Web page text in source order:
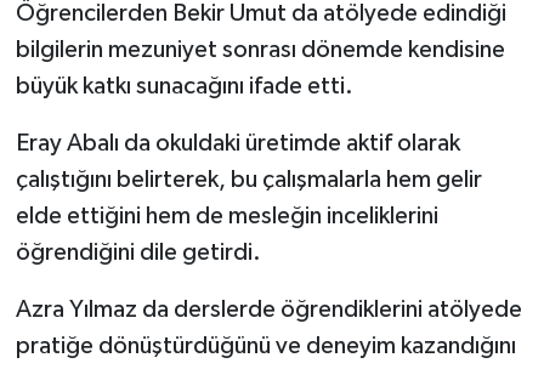
Öğrencilerden Bekir Umut da atölyede edindiği
bilgilerin mezuniyet sonrası dönemde kendisine
büyük katkı sunacağını ifade etti.
Eray Abalı da okuldaki üretimde aktif olarak
çalıştığını belirterek, bu çalışmalarla hem gelir
elde ettiğini hem de mesleğin inceliklerini
öğrendiğini dile getirdi.
Azra Yılmaz da derslerde öğrendiklerini atölyede
pratiğe dönüştürdüğünü ve deneyim kazandığını